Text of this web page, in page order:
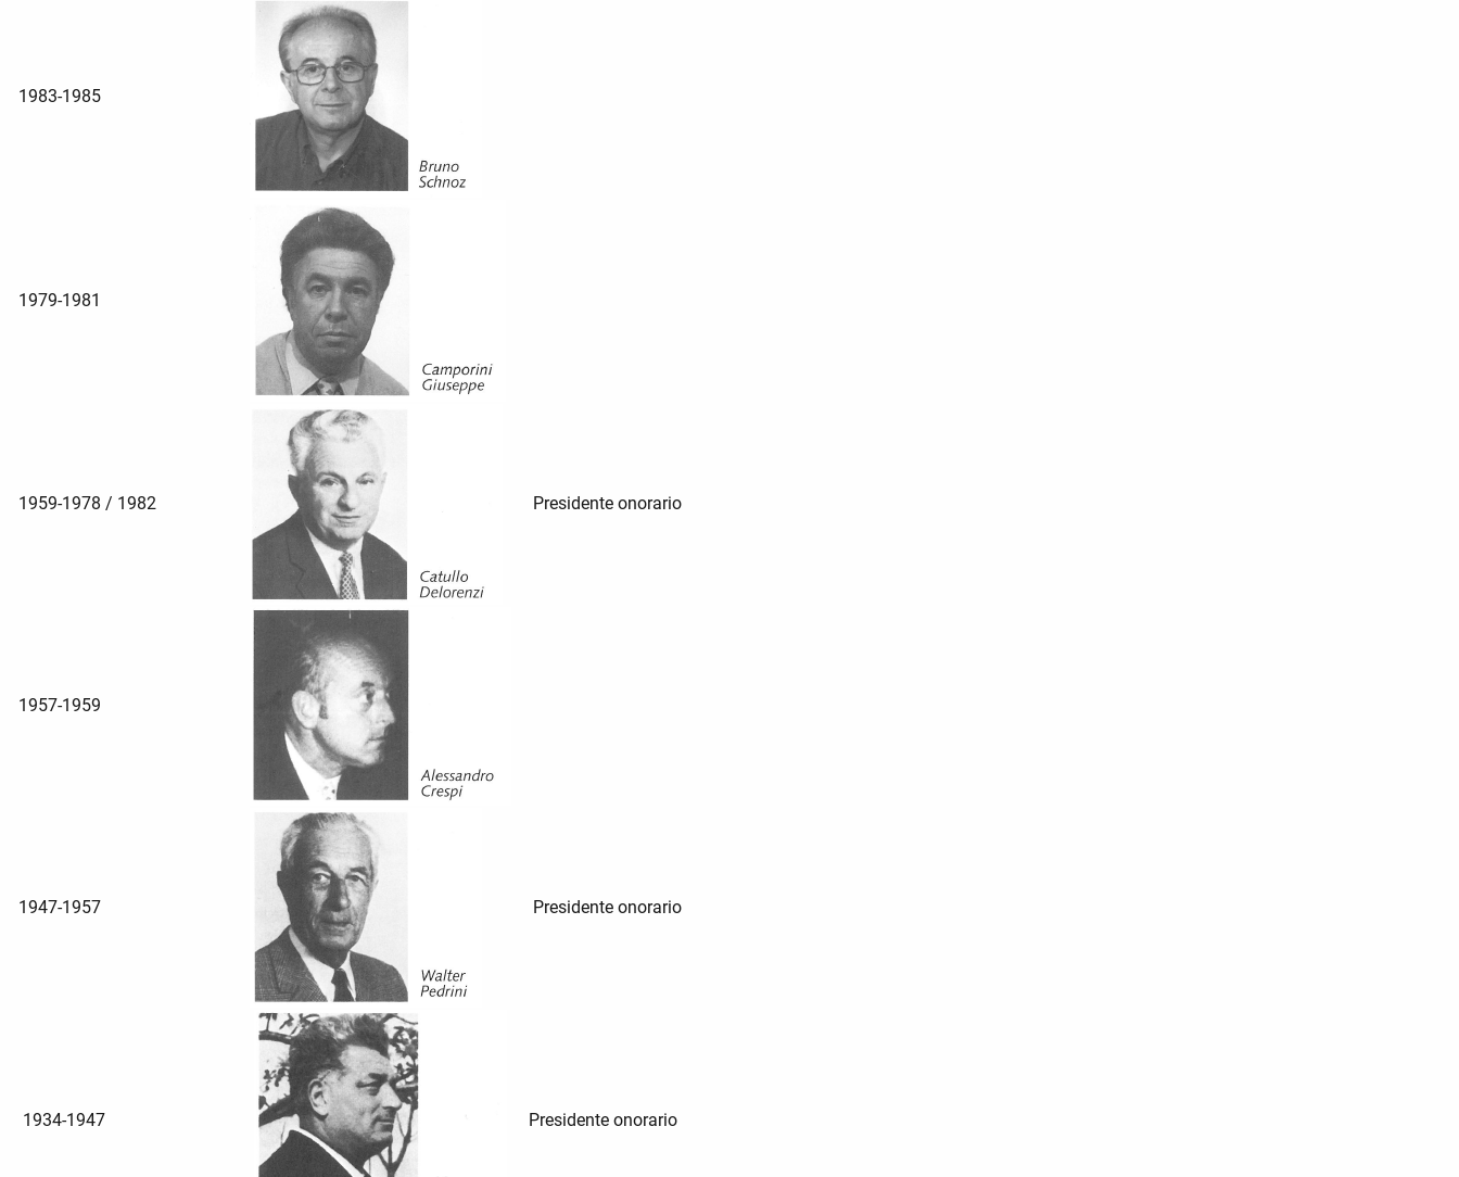
1983-1985
1979-1981
1959-1978 / 1982 Presidente onorario
1957-1959
1947-1957 Presidente onorario
1934-1947 Presidente onorario